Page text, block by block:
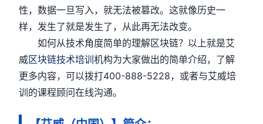
性，数据一旦写入，就无法被篡改。这就像历史一
样，发生了就是发生了，从此再无法改变。
如何从技术角度简单的理解区块链？以上就是艾
威区块链技术培训机构为大家做出的简单介绍，了解
更多内容，可以拨打400-888-5228，或者与艾威培
训的课程顾问在线沟通。